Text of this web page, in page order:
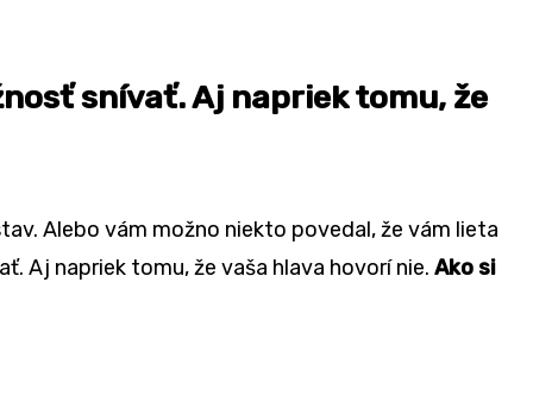
snívať. Aj napriek tomu, že
Alebo vám možno niekto povedal, že vám lieta
Aj napriek tomu, že vaša hlava hovorí nie. Ako si